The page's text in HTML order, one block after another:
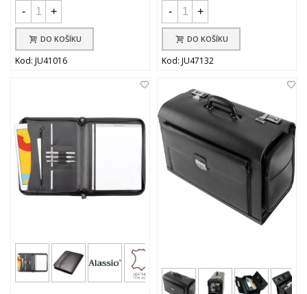
-
+
DO KOŠÍKU
Kod: JU41016
-
+
DO KOŠÍKU
Kod: JU47132